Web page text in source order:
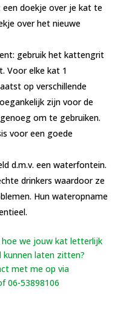
doekje over je kat te
over het nieuwe
gebruik het kattengrit
Voor elke kat 1
op verschillende
zijn voor de
om te gebruiken.
voor een goede
d.m.v. een waterfontein.
drinkers waardoor ze
Hun wateropname
we jouw kat letterlijk
kunnen laten zitten?
met me op via
06-53898106